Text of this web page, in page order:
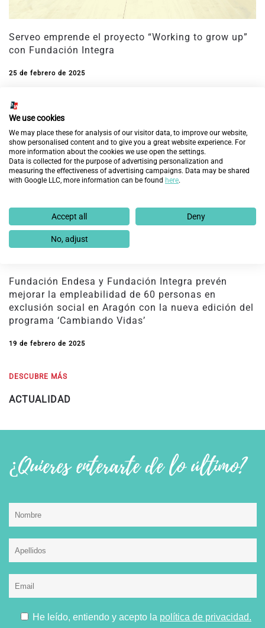
Serveo emprende el proyecto “Working to grow up”
con Fundación Integra
25 de febrero de 2025
Fundación Endesa y Fundación Integra prevén
mejorar la empleabilidad de 60 personas en
exclusión social en Aragón con la nueva edición del
programa ‘Cambiando Vidas’
19 de febrero de 2025
DESCUBRE MÁS
ACTUALIDAD
¿Quieres enterarte de lo último?
He leído, entiendo y acepto la política de privacidad.
We use cookies
We may place these for analysis of our visitor data, to improve our website,
show personalised content and to give you a great website experience. For
more information about the cookies we use open the settings.
Data is collected for the purpose of advertising personalization and
measuring the effectiveness of advertising campaigns. Data may be shared
with Google LLC, more information can be found here.
Accept all Deny
No, adjust